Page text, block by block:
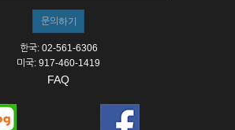
한국: 02-561-6306
미국: 917-460-1419
FAQ